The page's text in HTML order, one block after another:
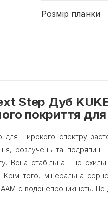
Розмір планки
Step Дуб
покриття для
для широкого спектру
розлучень та
Вона стабільна і не
того, мінеральна
є водонепроникність.